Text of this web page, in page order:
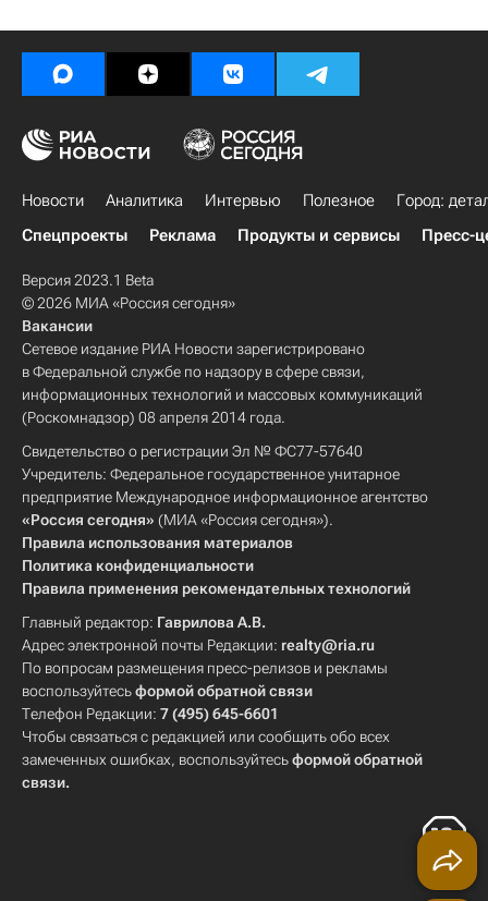
Новости Аналитика Интервью Полезное
Город:
Спецпроекты
Реклама Продукты и сервисы Пресс-
Версия 2023.1 Beta
© 2026 МИА «Россия сегодня»
Вакансии
Сетевое издание РИА Новости зарегистрировано
в Федеральной службе по надзору в сфере связи,
информационных технологий и массовых коммуникаций
(Роскомнадзор) 08 апреля 2014 года.
Свидетельство о регистрации Эл № ФС77-57640
Учредитель: Федеральное государственное унитарное
предприятие Международное информационное агентство
«Россия сегодня» (МИА «Россия сегодня»).
Правила использования материалов
Политика конфиденциальности
Правила применения рекомендательных технологий
Главный редактор: Гаврилова А.В.
Адрес электронной почты Редакции: realty@ria.ru
По вопросам размещения пресс-релизов и рекламы
воспользуйтесьформой обратной связи
Телефон Редакции: 7 (495) 645-6601
Чтобы связаться с редакцией или сообщить обо всех
замеченных ошибках, воспользуйтесьформой обратной
связи.